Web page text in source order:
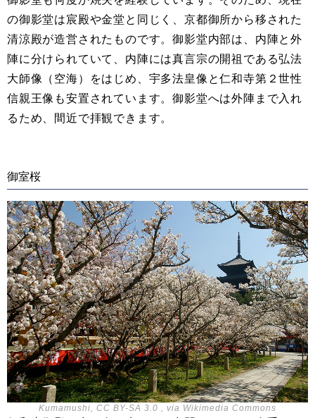
の御影堂は宸殿や金堂と同じく、京都御所から移された
清涼殿が造営されたものです。御影堂内部は、内陣と外
陣に分けられていて、内陣には真言宗の開祖である弘法
大師像（空海）をはじめ、宇多法皇像と仁和寺第２世性
信親王像も安置されています。御影堂へは外陣まで入れ
るため、間近で拝観できます。
御室桜
Kumamushi, CC BY-SA 3.0 , via Wikimedia Commons